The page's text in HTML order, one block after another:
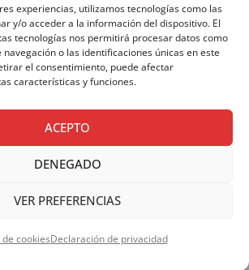
experiencias, utilizamos tecnologías como las
y/o acceder a la información del dispositivo. El
tecnologías nos permitirá procesar datos como
o las identificaciones únicas en este
el consentimiento, puede afectar
características y funciones.
ACEPTO
DENEGADO
VER PREFERENCIAS
cookiesDeclaración de privacidad
POLÍTICA DE PRIVACIDAD|